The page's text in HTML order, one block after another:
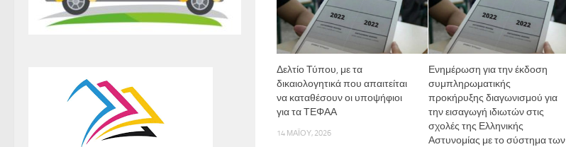
Δελτίο Τύπου, με τα
δικαιολογητικά που απαιτείται
να καταθέσουν οι υποψήφιοι
για τα ΤΕΦΑΑ
14 ΜΑΪ́ΟΥ, 2026
Ενημέρωση για την έκδοση
συμπληρωματικής
προκήρυξης διαγωνισμού για
την εισαγωγή ιδιωτών στις
σχολές της Ελληνικής
Αστυνομίας με το σύστημα των